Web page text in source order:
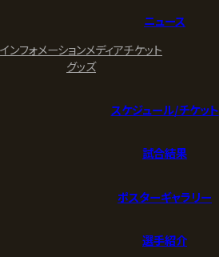
ニュース
インフォメーションメディアチケット
グッズ
スケジュール/チケット
試合結果
ポスターギャラリー
選手紹介